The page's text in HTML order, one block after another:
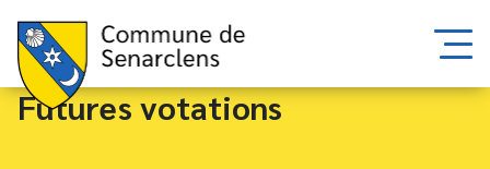
Futures votations